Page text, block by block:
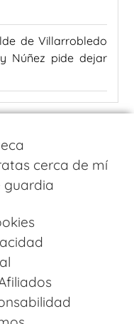
de Villarrobledo
Núñez pide dejar
cerca de mí
guardia